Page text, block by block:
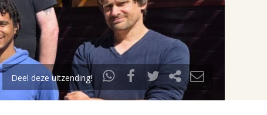
Deel deze uitzending!